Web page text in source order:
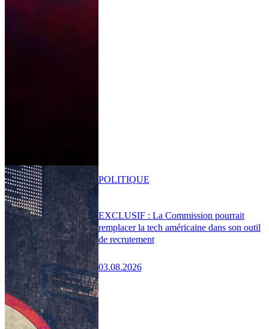
EXCLUSIF : La Commission pourrait
remplacer la tech américaine dans son outil
de recrutement
03.08.2026
POLITIQUE